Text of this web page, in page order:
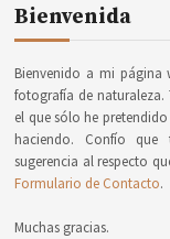
Bienvenida
Bienvenido a mi página
fotografía de naturaleza.
el que sólo he
haciendo. Confío que
sugerencia al respecto
Formulario de Contacto.
Muchas gracias.